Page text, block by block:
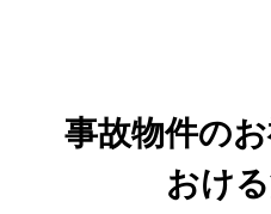
事故物件の
おけ